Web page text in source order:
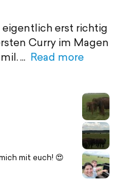
erst richtig
Curry im Magen
Read more
mit euch! 😍